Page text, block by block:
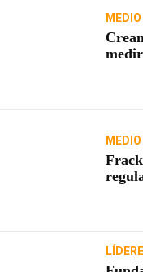
medir